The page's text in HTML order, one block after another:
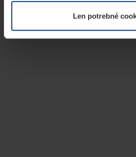
našej webovej stránky.Len potrebné